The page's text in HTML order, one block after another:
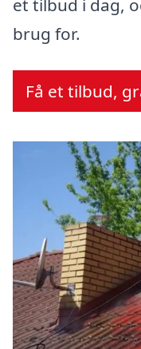
et tilbud i dag,
brug for.
Få et tilbud,